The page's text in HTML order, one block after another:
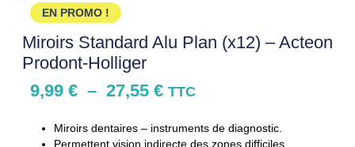
EN PROMO !
Miroirs Standard Alu Plan (x12) – Acteon
Prodont-Holliger
9,99 € – 27,55 € TTC
Miroirs dentaires – instruments de diagnostic.
Permettent vision indirecte des zones difficiles.